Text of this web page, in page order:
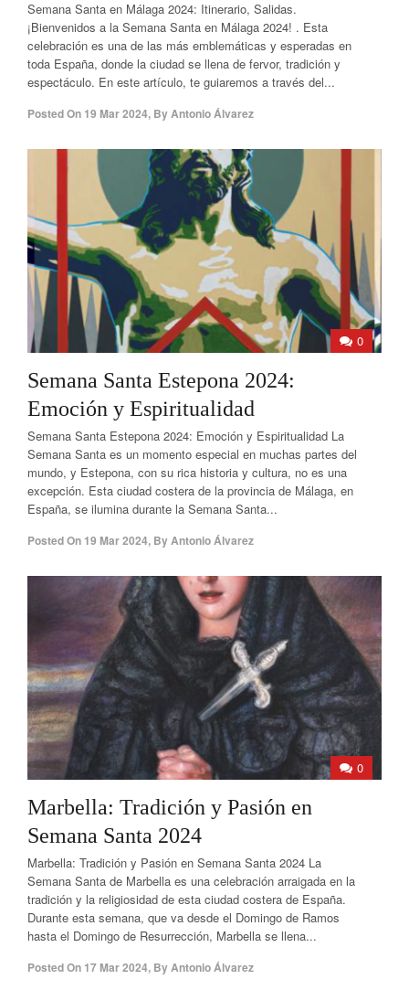
Semana Santa en Málaga 2024: Itinerario, Salidas.
¡Bienvenidos a la Semana Santa en Málaga 2024! . Esta
celebración es una de las más emblemáticas y esperadas en
toda España, donde la ciudad se llena de fervor, tradición y
espectáculo. En este artículo, te guiaremos a través del...
Posted On 19 Mar 2024, ByAntonio Álvarez
0
Semana Santa Estepona 2024:
Emoción y Espiritualidad
Semana Santa Estepona 2024: Emoción y Espiritualidad La
Semana Santa es un momento especial en muchas partes del
mundo, y Estepona, con su rica historia y cultura, no es una
excepción. Esta ciudad costera de la provincia de Málaga, en
España, se ilumina durante la Semana Santa...
Posted On 19 Mar 2024, ByAntonio Álvarez
0
Marbella: Tradición y Pasión en
Semana Santa 2024
Marbella: Tradición y Pasión en Semana Santa 2024 La
Semana Santa de Marbella es una celebración arraigada en la
tradición y la religiosidad de esta ciudad costera de España.
Durante esta semana, que va desde el Domingo de Ramos
hasta el Domingo de Resurrección, Marbella se llena...
Posted On 17 Mar 2024, ByAntonio Álvarez